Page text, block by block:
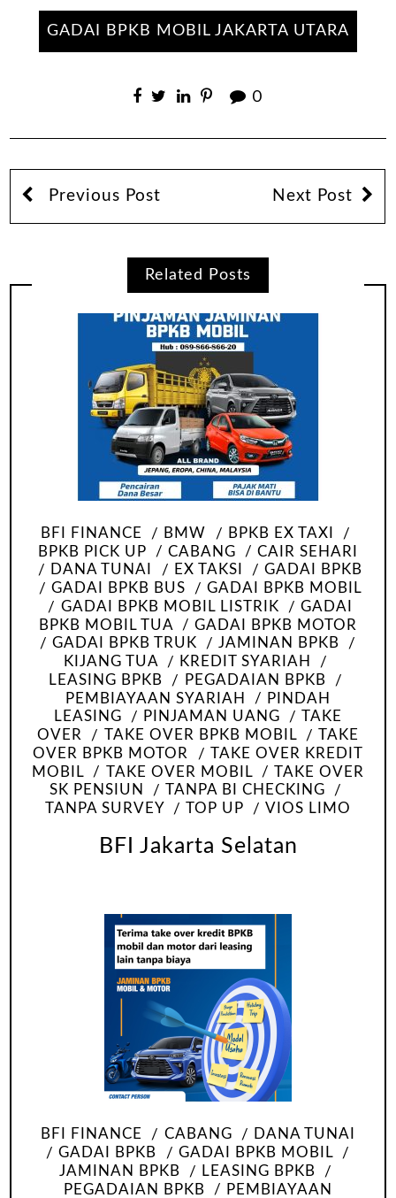
GADAI BPKB MOBIL JAKARTA UTARA
0
Previous Post Next Post
Related Posts
BFI FINANCE BMW
BPKB EX TAXI
BPKB PICK UP
CABANG
CAIR SEHARI
DANA TUNAI
EX TAKSI
GADAI BPKB
GADAI BPKB BUS
GADAI BPKB MOBIL
GADAI BPKB MOBIL LISTRIK
GADAI
BPKB MOBIL TUA
GADAI BPKB MOTOR
GADAI BPKB TRUK
JAMINAN BPKB
KIJANG TUA
KREDIT SYARIAH
LEASING BPKB
PEGADAIAN BPKB
PEMBIAYAAN SYARIAH
PINDAH
LEASING
PINJAMAN UANG
TAKE
OVER
TAKE OVER BPKB MOBIL
TAKE
OVER BPKB MOTOR
TAKE OVER KREDIT
MOBIL
TAKE OVER MOBIL
TAKE OVER
SK PENSIUN
TANPA BI CHECKING
TANPA SURVEY
TOP UP VIOS LIMO
BFI Jakarta Selatan
BFI FINANCE CABANG
DANA TUNAI
GADAI BPKB
GADAI BPKB MOBIL
JAMINAN BPKB
LEASING BPKB
PEGADAIAN BPKB
PEMBIAYAAN